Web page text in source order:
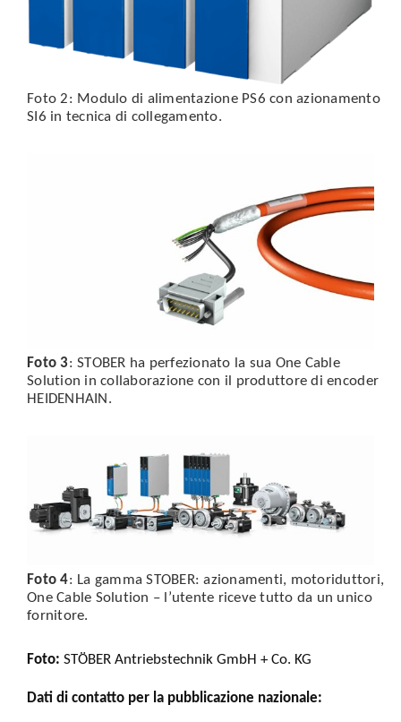
Foto 2: Modulo di alimentazione PS6 con azionamento
SI6 in tecnica di collegamento.
Foto 3: STOBER ha perfezionato la sua One Cable
Solution in collaborazione con il produttore di encoder
HEIDENHAIN.
Foto 4: La gamma STOBER: azionamenti, motoriduttori,
One Cable Solution – l’utente riceve tutto da un unico
fornitore.
Foto: STÖBER Antriebstechnik GmbH + Co. KG
Dati di contatto per la pubblicazione nazionale: